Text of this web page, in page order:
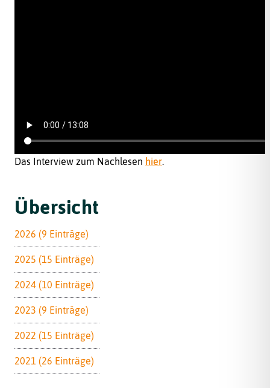
Das Interview zum Nachlesen hier.
Übersicht
2026 (9 Einträge)
2025 (15 Einträge)
2024 (10 Einträge)
2023 (9 Einträge)
2022 (15 Einträge)
2021 (26 Einträge)